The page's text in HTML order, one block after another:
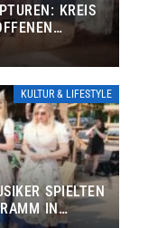
KREIS
KULTUR & LIFESTYLE
SPIELTEN
IN